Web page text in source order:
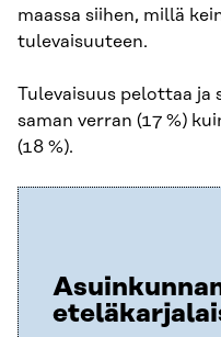
maassa siihen, millä
tulevaisuuteen.
Tulevaisuus pelottaa ja
saman verran (17 %)
(18 %).​